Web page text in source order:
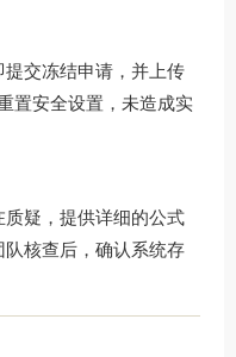
交冻结申请，并上传
置安全设置，未造成实
疑，提供详细的公式
核查后，确认系统存